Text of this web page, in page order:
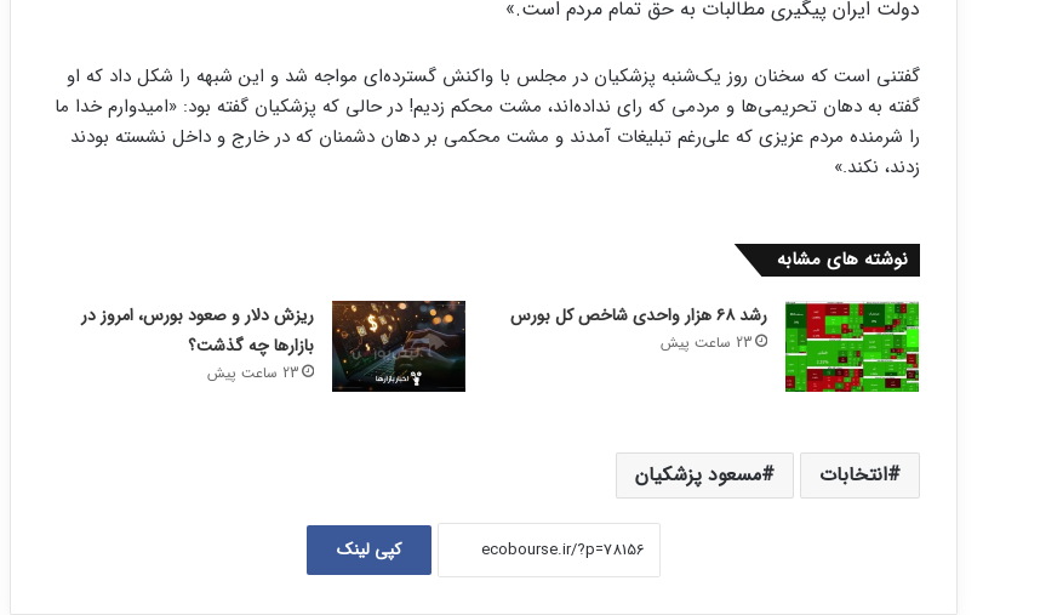
گفتنی است که سخنان روز یک‌شنبه پزشکیان در مجلس با واکنش گسترده‌ای مواجه شد و این شبهه را شکل داد که او
گفته به دهان تحریمی‌ها و مردمی که رای نداده‌اند، مشت محکم زدیم! در حالی که پزشکیان گفته بود: «امیدوارم خدا ما
را شرمنده مردم عزیزی که علی‌رغم تبلیغات آمدند و مشت محکمی بر دهان دشمنان که در خارج و داخل نشسته بودند
زدند، نکند.»
نوشته های مشابه
رشد ۶۸ هزار واحدی شاخص کل بورس
23 ساعت پیش
ریزش دلار و صعود بورس، امروز در
بازارها چه گذشت؟
23 ساعت پیش
انتخابات مسعود پزشکیان
کپی لینک